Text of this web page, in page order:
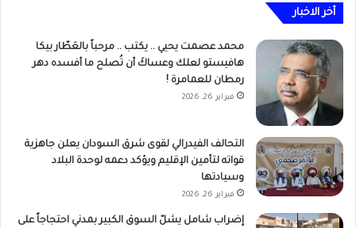
أخر الاخبار
محمد عصمت يحيي .. يكتب .. مرحباً بالعَطّار بيكا
هافيستو لعلك وعساكَ أن تُصلح ما أفسده دهر
رمطان للعمامرة !
فبراير 26, 2026
التحالف الفيدرالي لقوى شرق السودان يعلن جاهزية
قواته لتأمين الإقليم ويؤكد دعمه لوحدة البلاد
وسيادتها
فبراير 26, 2026
إضراب شامل يشلّ السوق الكبير بمدني احتجاجاً على